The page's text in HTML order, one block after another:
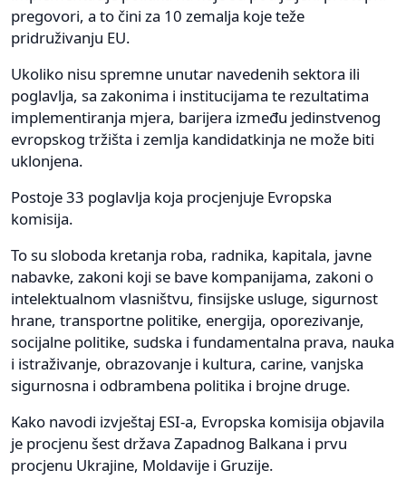
pregovori, a to čini za 10 zemalja koje teže
pridruživanju EU.
Ukoliko nisu spremne unutar navedenih sektora ili
poglavlja, sa zakonima i institucijama te rezultatima
implementiranja mjera, barijera između jedinstvenog
evropskog tržišta i zemlja kandidatkinja ne može biti
uklonjena.
Postoje 33 poglavlja koja procjenjuje Evropska
komisija.
To su sloboda kretanja roba, radnika, kapitala, javne
nabavke, zakoni koji se bave kompanijama, zakoni o
intelektualnom vlasništvu, finsijske usluge, sigurnost
hrane, transportne politike, energija, oporezivanje,
socijalne politike, sudska i fundamentalna prava, nauka
i istraživanje, obrazovanje i kultura, carine, vanjska
sigurnosna i odbrambena politika i brojne druge.
Kako navodi izvještaj ESI-a, Evropska komisija objavila
je procjenu šest država Zapadnog Balkana i prvu
procjenu Ukrajine, Moldavije i Gruzije.